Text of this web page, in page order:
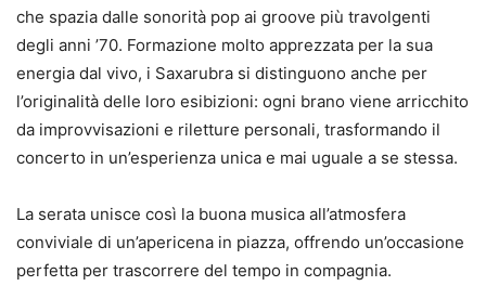
che spazia dalle sonorità pop ai groove più travolgenti
degli anni ’70. Formazione molto apprezzata per la sua
energia dal vivo, i Saxarubra si distinguono anche per
l’originalità delle loro esibizioni: ogni brano viene arricchito
da improvvisazioni e riletture personali, trasformando il
concerto in un’esperienza unica e mai uguale a se stessa.
La serata unisce così la buona musica all’atmosfera
conviviale di un’apericena in piazza, offrendo un’occasione
perfetta per trascorrere del tempo in compagnia.